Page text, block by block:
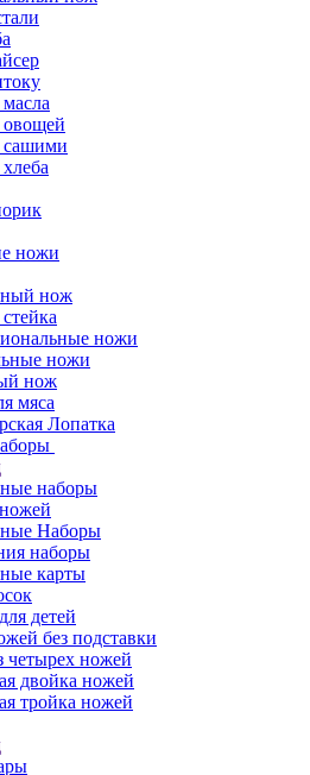
ножи
нож
ножи
ножи
нож
мяса
Лопатка
наборы
Наборы
наборы
карты
детей
без подставки
четырех ножей
двойка ножей
тройка ножей